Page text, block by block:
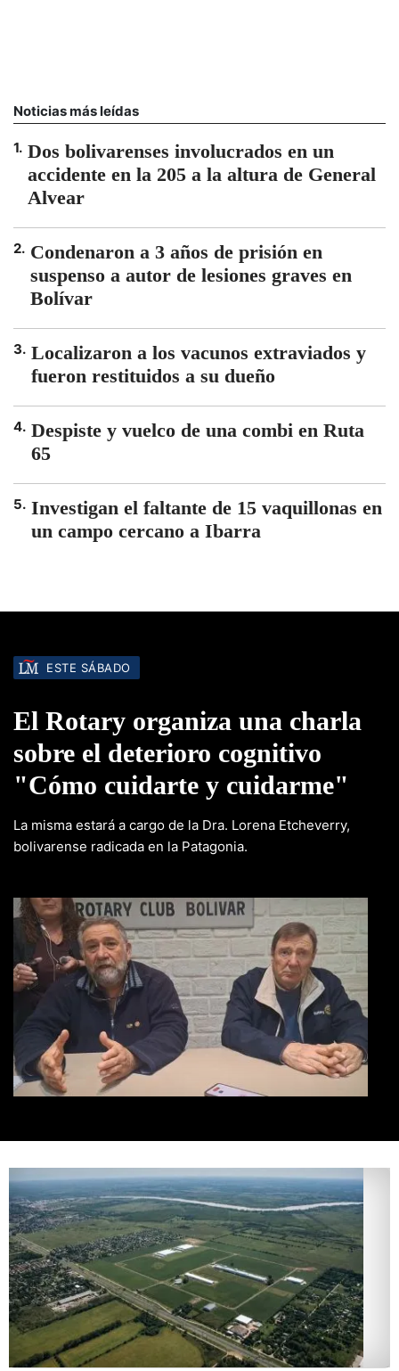
Noticias más leídas
1. Dos bolivarenses involucrados en un
accidente en la 205 a la altura de General
Alvear
2. Condenaron a 3 años de prisión en
suspenso a autor de lesiones graves en
Bolívar
3. Localizaron a los vacunos extraviados y
fueron restituidos a su dueño
4. Despiste y vuelco de una combi en Ruta
65
5. Investigan el faltante de 15 vaquillonas en
un campo cercano a Ibarra
ESTE SÁBADO
El Rotary organiza una charla
sobre el deterioro cognitivo
"Cómo cuidarte y cuidarme"
La misma estará a cargo de la Dra. Lorena Etcheverry,
bolivarense radicada en la Patagonia.